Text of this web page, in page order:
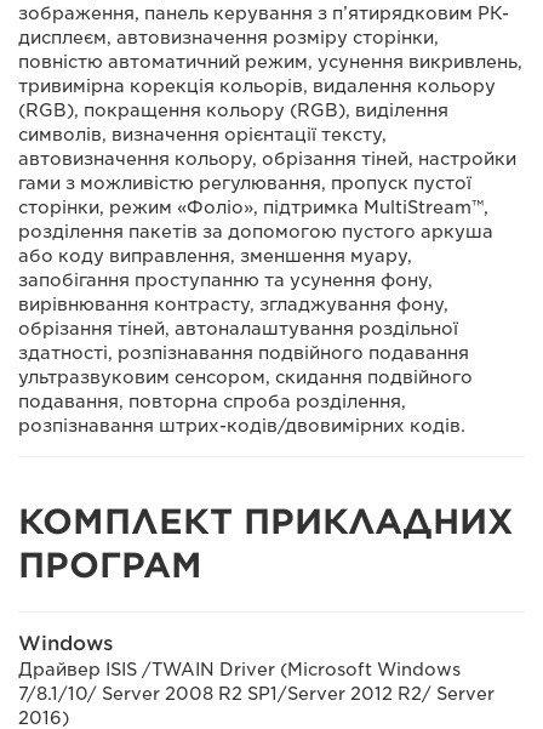
зображення, панель керування з п’ятирядковим РК-
дисплеєм, автовизначення розміру сторінки,
повністю автоматичний режим, усунення викривлень,
тривимірна корекція кольорів, видалення кольору
(RGB), покращення кольору (RGB), виділення
символів, визначення орієнтації тексту,
автовизначення кольору, обрізання тіней, настройки
гами з можливістю регулювання, пропуск пустої
сторінки, режим «Фоліо», підтримка MultiStream™,
розділення пакетів за допомогою пустого аркуша
або коду виправлення, зменшення муару,
запобігання проступанню та усунення фону,
вирівнювання контрасту, згладжування фону,
обрізання тіней, автоналаштування роздільної
здатності, розпізнавання подвійного подавання
ультразвуковим сенсором, скидання подвійного
подавання, повторна спроба розділення,
розпізнавання штрих-кодів/двовимірних кодів.
КОМПЛЕКТ ПРИКЛАДНИХ
ПРОГРАМ
Windows
Драйвер ISIS /TWAIN Driver (Microsoft Windows
7/8.1/10/ Server 2008 R2 SP1/Server 2012 R2/ Server
2016)